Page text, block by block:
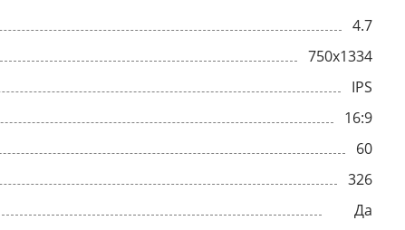
4.7
750x1334
IPS
16:9
60
326
Да